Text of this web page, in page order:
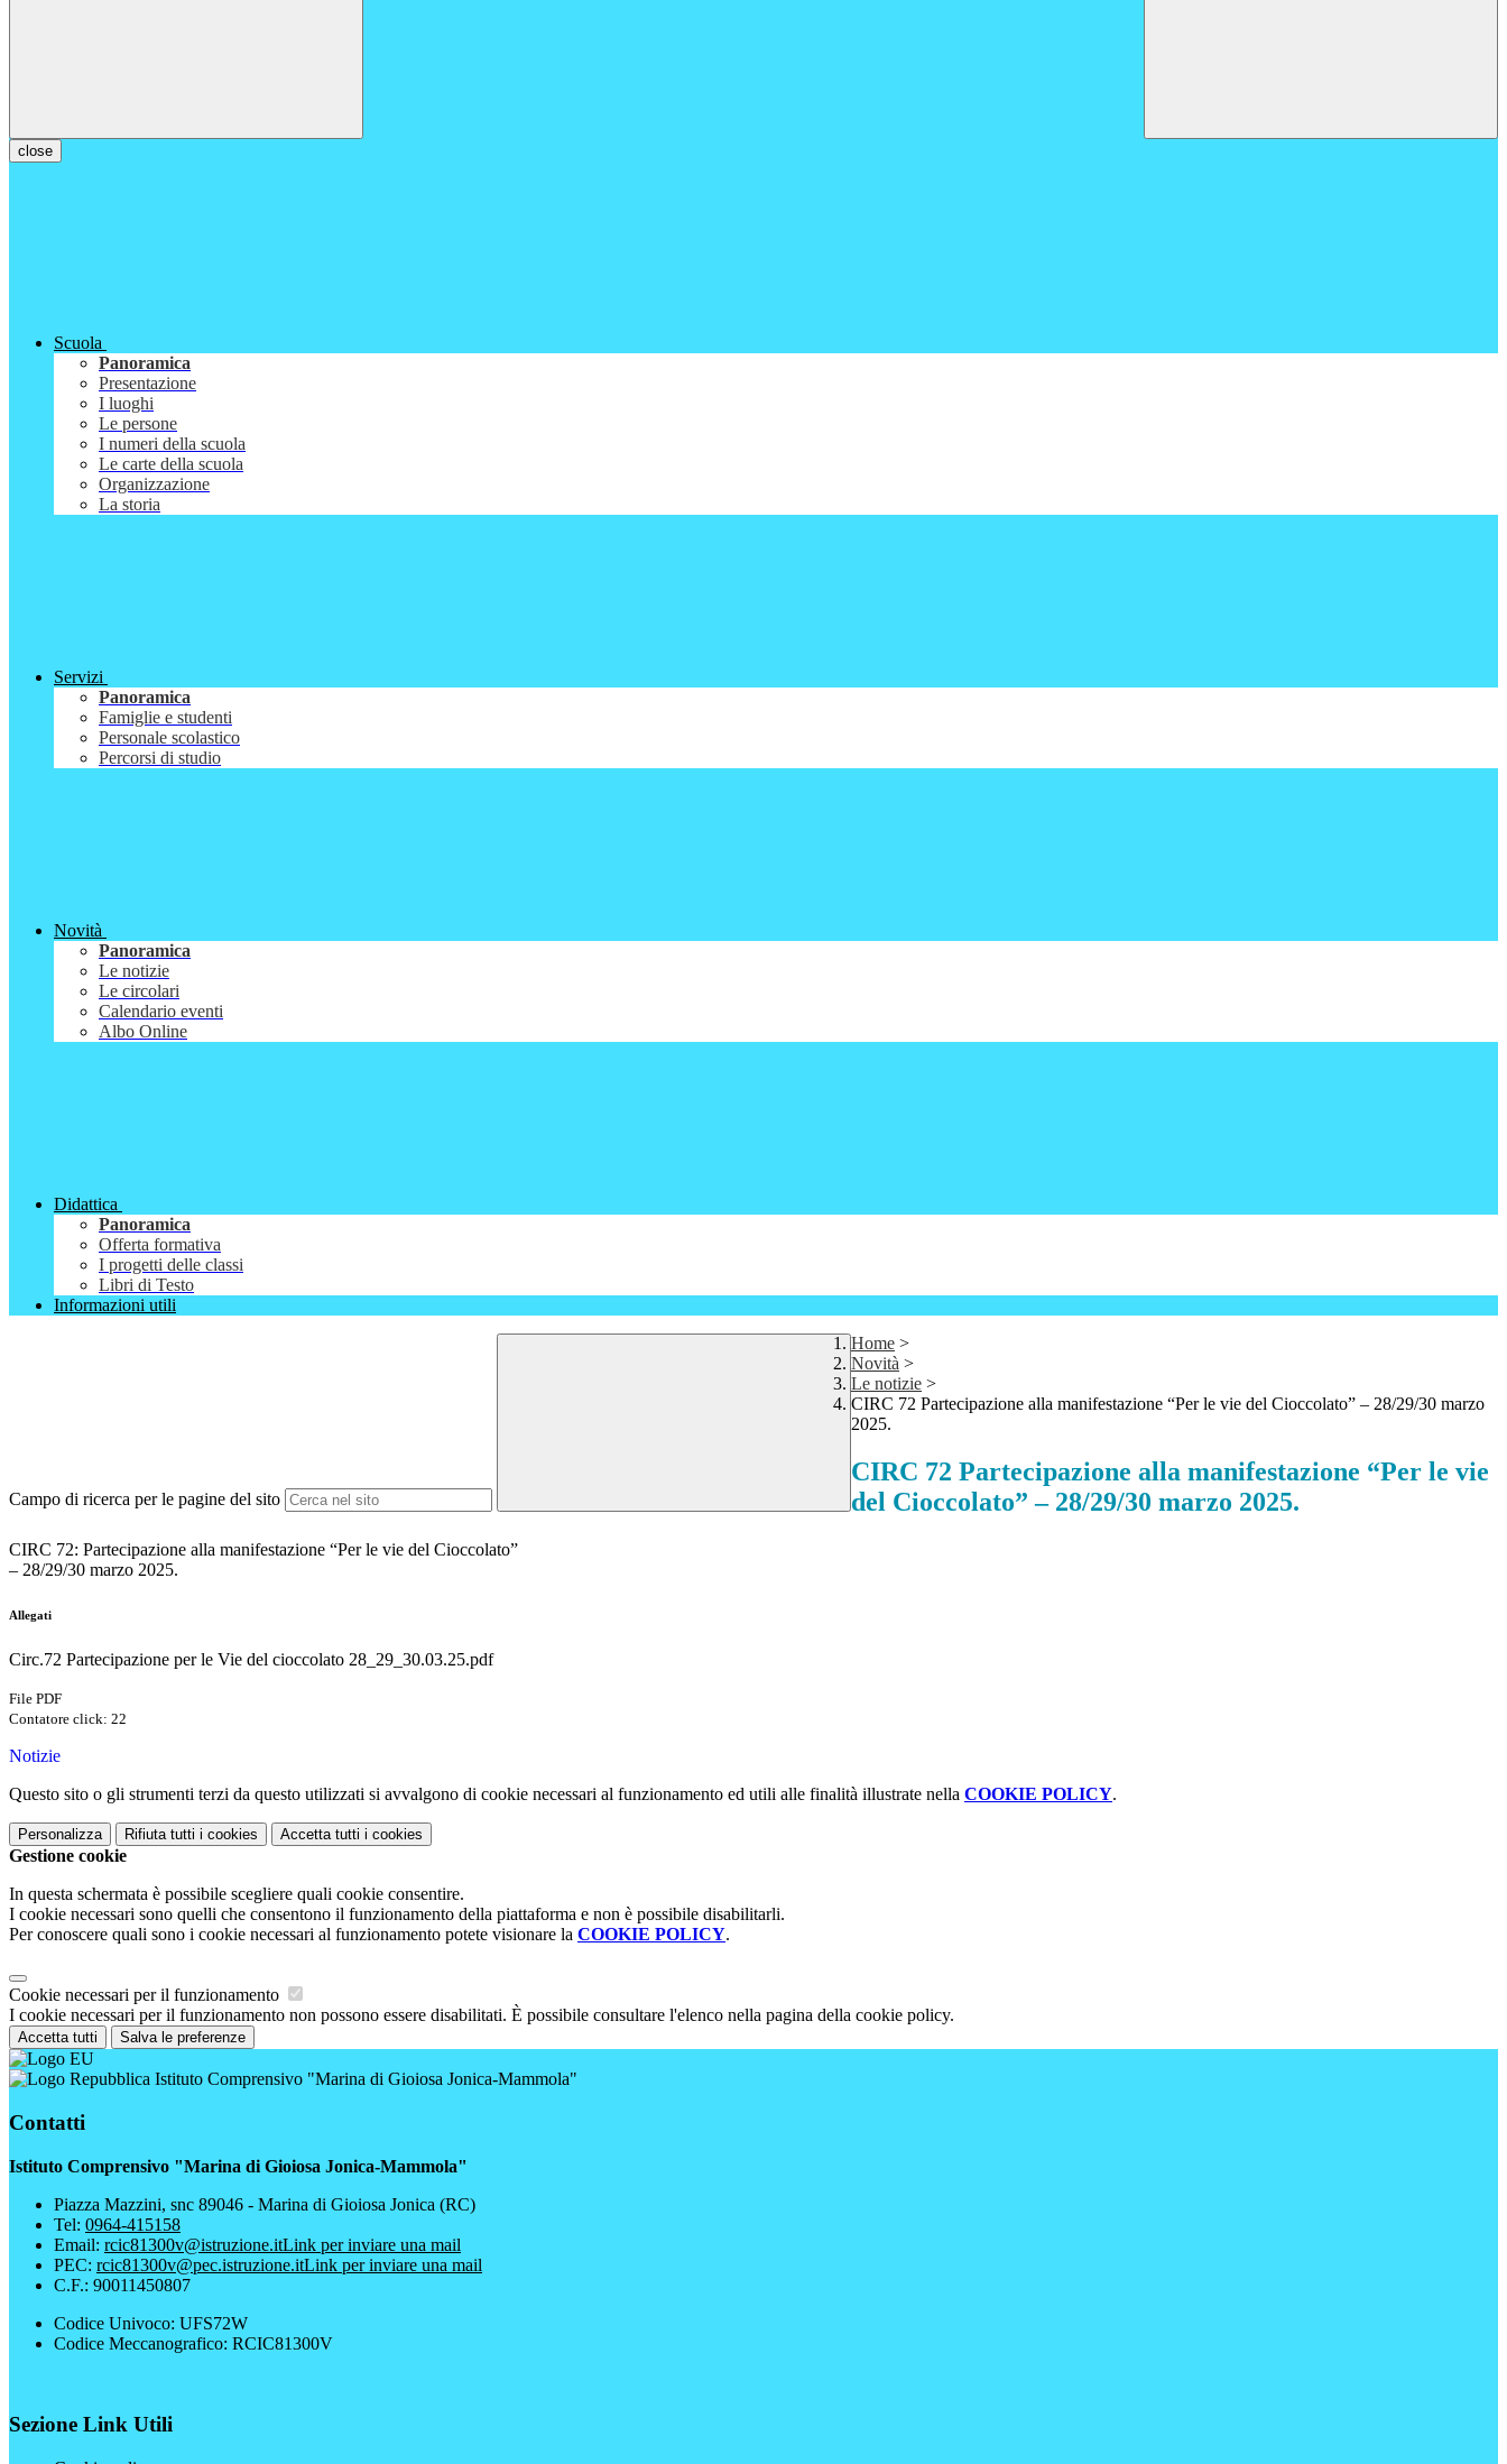
close
Scuola
Panoramica
Presentazione
I luoghi
Le persone
I numeri della scuola
Le carte della scuola
Organizzazione
La storia
Servizi
Panoramica
Famiglie e studenti
Personale scolastico
Percorsi di studio
Novità
Panoramica
Le notizie
Le circolari
Calendario eventi
Albo Online
Didattica
Panoramica
Offerta formativa
I progetti delle classi
Libri di Testo
Informazioni utili
Campo di ricerca per le pagine del sito
Home >
Novità >
Le notizie >
CIRC 72 Partecipazione alla manifestazione “Per le vie del Cioccolato” – 28/29/30 marzo
2025.
CIRC 72 Partecipazione alla manifestazione “Per le vie
del Cioccolato” – 28/29/30 marzo 2025.
CIRC 72: Partecipazione alla manifestazione “Per le vie del Cioccolato”
– 28/29/30 marzo 2025.
Allegati
Circ.72 Partecipazione per le Vie del cioccolato 28_29_30.03.25.pdf
File PDF
Contatore click: 22
Notizie
Questo sito o gli strumenti terzi da questo utilizzati si avvalgono di cookie necessari al funzionamento ed utili alle finalità illustrate nella COOKIE POLICY.
Personalizza Rifiuta tutti i cookies Accetta tutti i cookies
Gestione cookie
In questa schermata è possibile scegliere quali cookie consentire.
I cookie necessari sono quelli che consentono il funzionamento della piattaforma e non è possibile disabilitarli.
Per conoscere quali sono i cookie necessari al funzionamento potete visionare la COOKIE POLICY.
Cookie necessari per il funzionamento
I cookie necessari per il funzionamento non possono essere disabilitati. È possibile consultare l'elenco nella pagina della cookie policy.
Accetta tutti Salva le preferenze
Istituto Comprensivo "Marina di Gioiosa Jonica-Mammola"
Contatti
Istituto Comprensivo "Marina di Gioiosa Jonica-Mammola"
Piazza Mazzini, snc 89046 - Marina di Gioiosa Jonica (RC)
Tel: 0964-415158
Email: rcic81300v@istruzione.itLink per inviare una mail
PEC: rcic81300v@pec.istruzione.itLink per inviare una mail
C.F.: 90011450807
Codice Univoco: UFS72W
Codice Meccanografico: RCIC81300V
Sezione Link Utili